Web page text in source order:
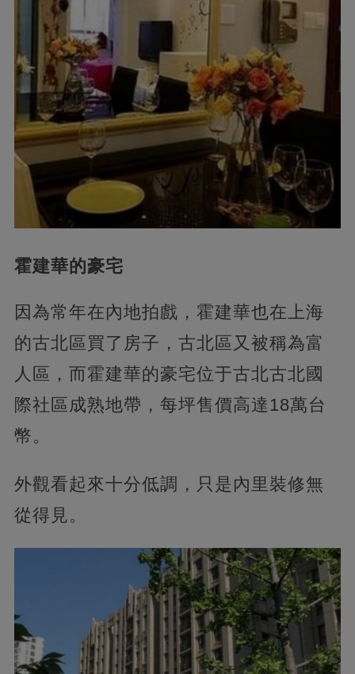
霍建華的豪宅
因為常年在內地拍戲，霍建華也在上海
的古北區買了房子，古北區又被稱為富
人區，而霍建華的豪宅位于古北古北國
際社區成熟地帶，每坪售價高達18萬台
幣。
外觀看起來十分低調，只是內里裝修無
從得見。